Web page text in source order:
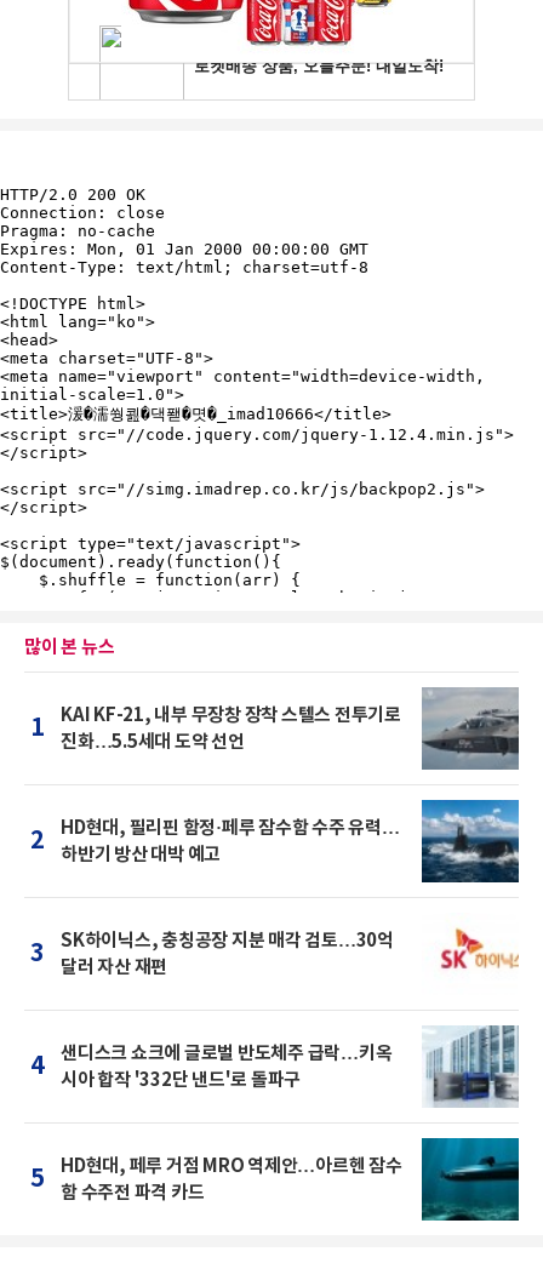
많이 본 뉴스
1
KAI KF-21, 내부 무장창 장착 스텔스 전투기로
진화…5.5세대 도약 선언
2
HD현대, 필리핀 함정·페루 잠수함 수주 유력…
하반기 방산 대박 예고
3
SK하이닉스, 충칭공장 지분 매각 검토…30억
달러 자산 재편
4
샌디스크 쇼크에 글로벌 반도체주 급락…키옥
시아 합작 '332단 낸드'로 돌파구
5
HD현대, 페루 거점 MRO 역제안…아르헨 잠수
함 수주전 파격 카드